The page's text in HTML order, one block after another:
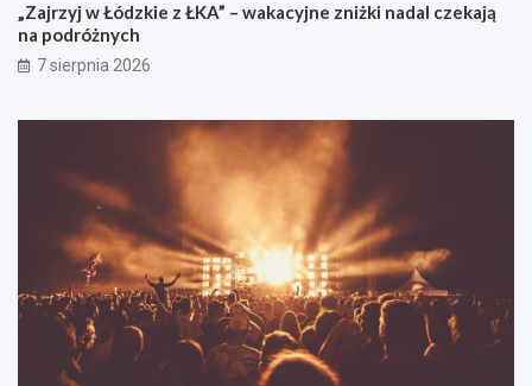
„Zajrzyj w Łódzkie z ŁKA” – wakacyjne zniżki nadal czekają
na podróżnych
7 sierpnia 2026